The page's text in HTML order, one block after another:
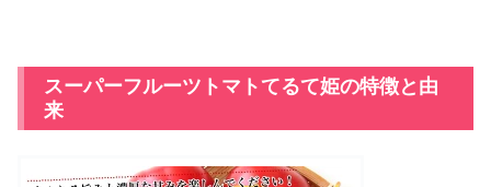
スーパーフルーツトマトてるて姫の特徴と由
来